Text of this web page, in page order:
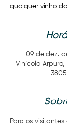
qualquer vinho
09 de dez.
Vinícola
Para os